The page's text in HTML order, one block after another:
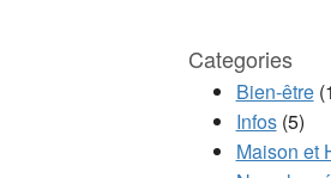
Categories
Bien-être
Infos(5)
Maison et